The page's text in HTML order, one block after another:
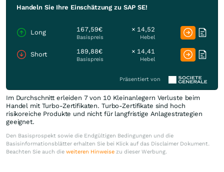
Handeln Sie Ihre Einschätzung zu SAP SE!
Long 167,59€
Basispreis
× 14,52
Hebel
Short 189,88€
Basispreis
× 14,41
Hebel
Präsentiert von
Im Durchschnitt erleiden 7 von 10 Kleinanlegern Verluste beim
Handel mit Turbo-Zertifikaten. Turbo-Zertifikate sind hoch
risikoreiche Produkte und nicht für langfristige Anlagestrategien
geeignet.
Den Basisprospekt sowie die Endgültigen Bedingungen und die
Basisinformationsblätter erhalten Sie bei Klick auf das Disclaimer Dokument.
Beachten Sie auch die weiteren Hinweise zu dieser Werbung.